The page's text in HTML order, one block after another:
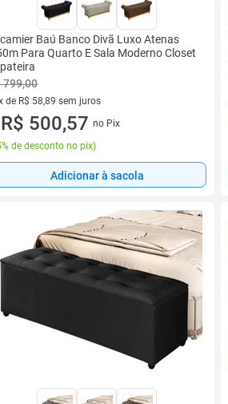
Baú Banco Divã Luxo Atenas
Para Quarto E Sala Moderno Closet
799,00
de R$ 58,89 sem juros
vez de R$ 58,89 sem juros
R$ 500,57 no Pix
de desconto no pix)
Adicionar à sacola